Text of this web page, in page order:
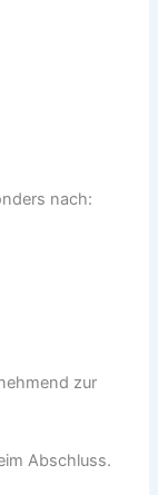
nach:
zur
Abschluss.